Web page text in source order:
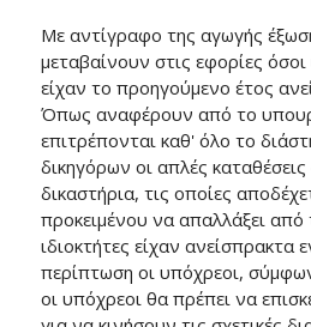
Με αντίγραφο της αγωγής
μεταβαίνουν στις εφορίες όσοι
είχαν το προηγούμενο έτος
Όπως αναφέρουν από το
επιτρέπονται καθ' όλο το
δικηγόρων οι απλές
δικαστήρια, τις οποίες
προκειμένου να απαλλάξει
ιδιοκτήτες είχαν ανείσπρακτα
περίπτωση οι υπόχρεοι,
οι υπόχρεοι θα πρέπει να